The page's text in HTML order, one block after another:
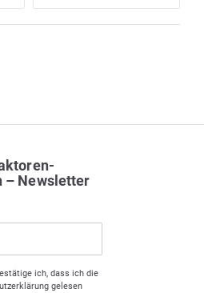
– Newsletter
ich, dass ich die
gelesen